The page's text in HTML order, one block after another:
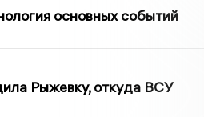
основных событий
Рыжевку, откуда ВСУ